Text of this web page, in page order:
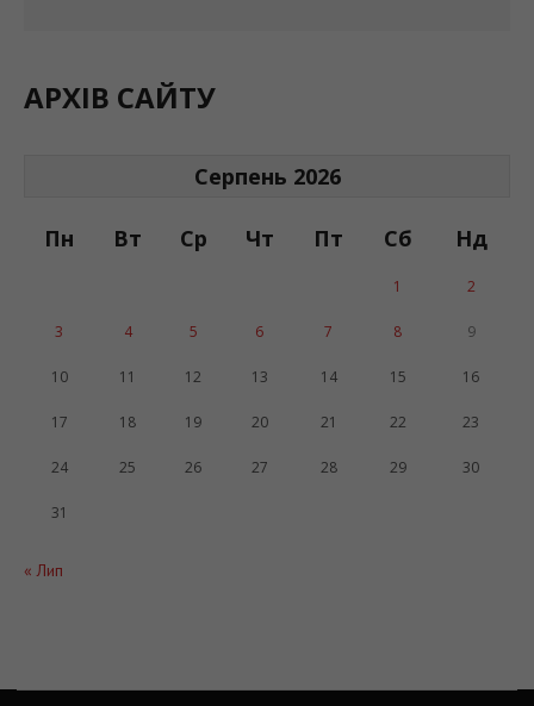
АРХІВ САЙТУ
Серпень 2026
Пн Вт Ср Чт Пт Сб Нд
« Лип
1 2
3 4 5 6 7 8 9
10 11 12 13 14 15 16
17 18 19 20 21 22 23
24 25 26 27 28 29 30
31